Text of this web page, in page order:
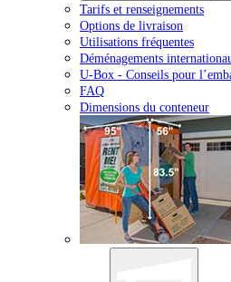
Tarifs et renseignements
Options de livraison
Utilisations fréquentes
Déménagements
U-Box - Conseils pour
FAQ
Dimensions du conteneur